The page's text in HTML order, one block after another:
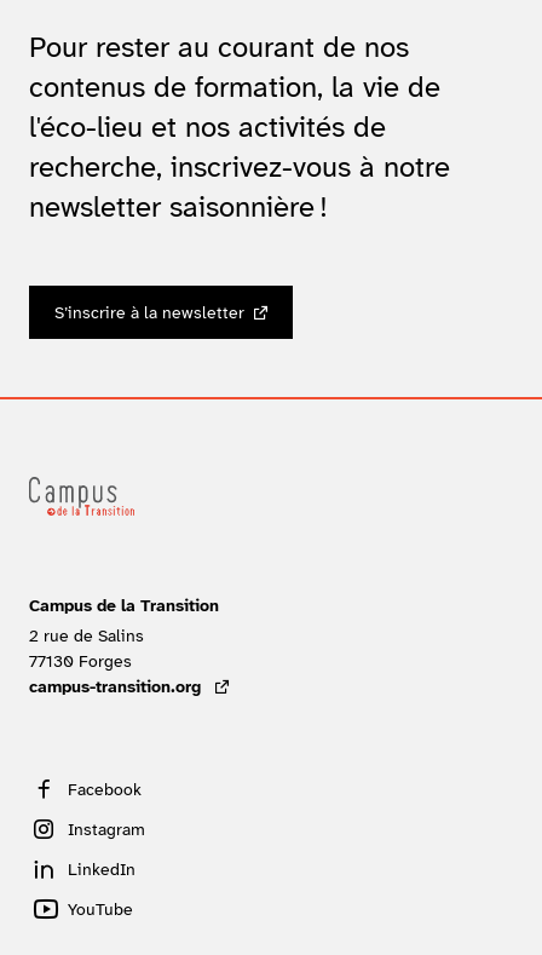
Pour rester au courant de nos
contenus de formation, la vie de
l'éco-lieu et nos activités de
recherche, inscrivez-vous à notre
newsletter saisonnière !
S’inscrire à la newsletter
Campus de la Transition
2 rue de Salins
77130 Forges
campus-transition.org
- lien externe
Facebook
Instagram
LinkedIn
YouTube